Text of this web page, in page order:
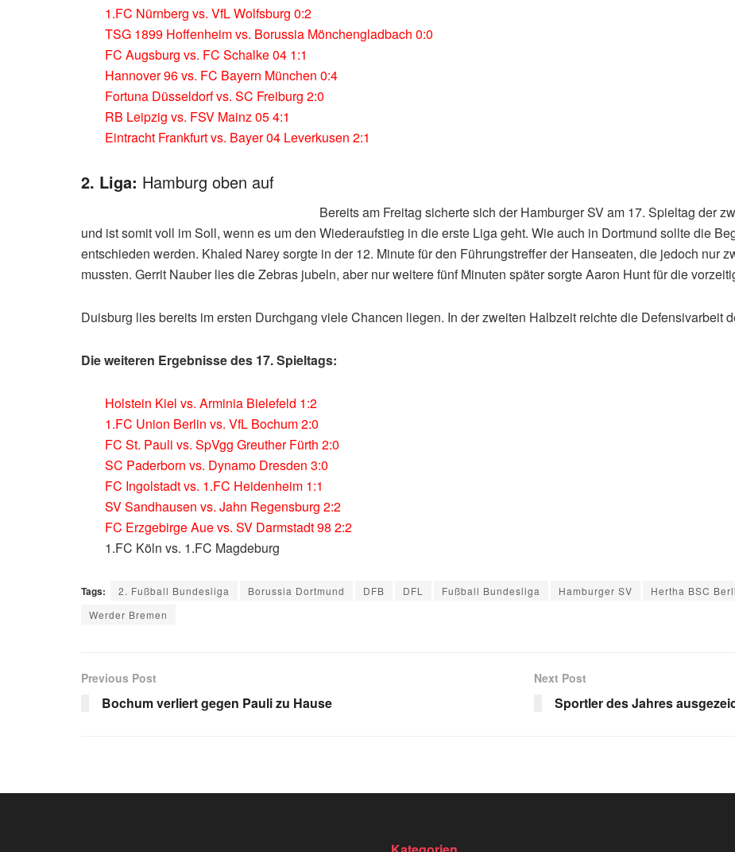
1.FC Nürnberg vs. VfL Wolfsburg 0:2
TSG 1899 Hoffenheim vs. Borussia Mönchengladbach 0:0
FC Augsburg vs. FC Schalke 04 1:1
Hannover 96 vs. FC Bayern München 0:4
Fortuna Düsseldorf vs. SC Freiburg 2:0
RB Leipzig vs. FSV Mainz 05 4:1
Eintracht Frankfurt vs. Bayer 04 Leverkusen 2:1
2. Liga: Hamburg oben auf
Bereits am Freitag sicherte sich der Hamburger SV am 17. Spieltag der
und ist somit voll im Soll, wenn es um den Wiederaufstieg in die erste Liga geht. Wie auch in Dortmund sollte die
entschieden werden. Khaled Narey sorgte in der 12. Minute für den Führungstreffer der Hanseaten, die jedoch nur
mussten. Gerrit Nauber lies die Zebras jubeln, aber nur weitere fünf Minuten später sorgte Aaron Hunt für die
Duisburg lies bereits im ersten Durchgang viele Chancen liegen. In der zweiten Halbzeit reichte die Defensivarbeit
Die weiteren Ergebnisse des 17. Spieltags:
Holstein Kiel vs. Arminia Bielefeld 1:2
1.FC Union Berlin vs. VfL Bochum 2:0
FC St. Pauli vs. SpVgg Greuther Fürth 2:0
SC Paderborn vs. Dynamo Dresden 3:0
FC Ingolstadt vs. 1.FC Heidenheim 1:1
SV Sandhausen vs. Jahn Regensburg 2:2
FC Erzgebirge Aue vs. SV Darmstadt 98 2:2
1.FC Köln vs. 1.FC Magdeburg
Tags: 2. Fußball Bundesliga Borussia Dortmund DFB DFL Fußball Bundesliga Hamburger SV Hertha BSC
Werder Bremen
Previous Post
Bochum verliert gegen Pauli zu Hause
Next Post
Sportler des Jahres